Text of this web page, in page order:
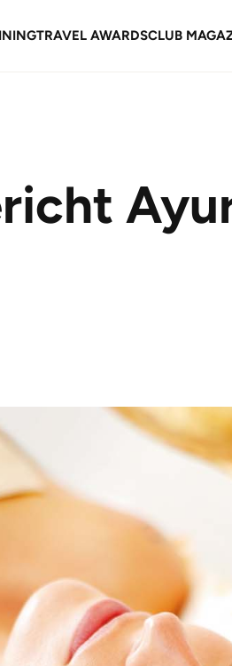
TRAVEL AWARDSCLUB